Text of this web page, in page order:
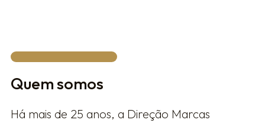
Quem somos
Há mais de 25 anos, a Direção Marcas